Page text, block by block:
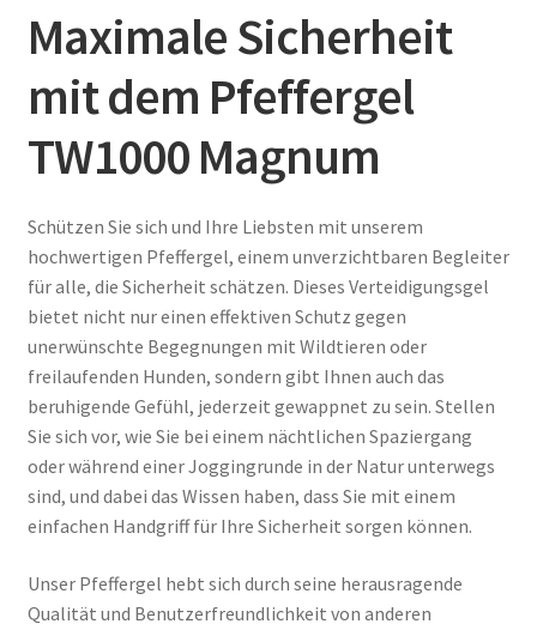
Maximale Sicherheit
mit dem Pfeffergel
TW1000 Magnum
Schützen Sie sich und Ihre Liebsten mit unserem
hochwertigen Pfeffergel, einem unverzichtbaren Begleiter
für alle, die Sicherheit schätzen. Dieses Verteidigungsgel
bietet nicht nur einen effektiven Schutz gegen
unerwünschte Begegnungen mit Wildtieren oder
freilaufenden Hunden, sondern gibt Ihnen auch das
beruhigende Gefühl, jederzeit gewappnet zu sein. Stellen
Sie sich vor, wie Sie bei einem nächtlichen Spaziergang
oder während einer Joggingrunde in der Natur unterwegs
sind, und dabei das Wissen haben, dass Sie mit einem
einfachen Handgriff für Ihre Sicherheit sorgen können.
Unser Pfeffergel hebt sich durch seine herausragende
Qualität und Benutzerfreundlichkeit von anderen